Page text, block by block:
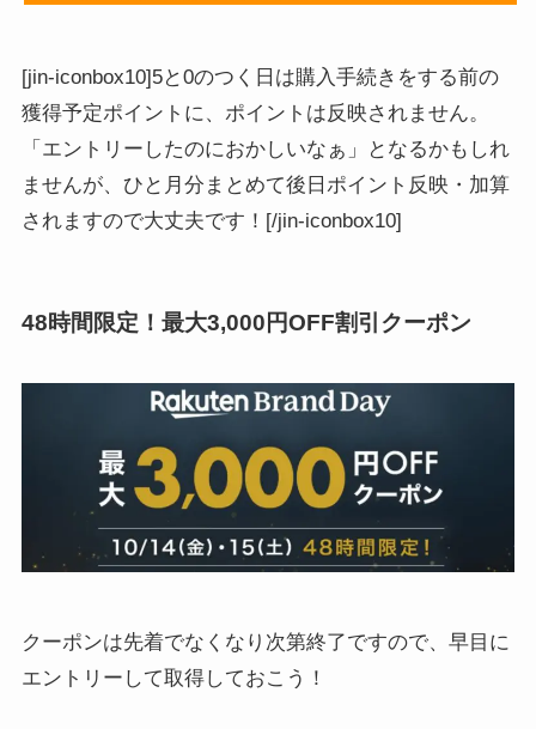
[jin-iconbox10]5と0のつく日は購入手続きをする前の
獲得予定ポイントに、ポイントは反映されません。
「エントリーしたのにおかしいなぁ」となるかもしれ
ませんが、ひと月分まとめて後日ポイント反映・加算
されますので大丈夫です！[/jin-iconbox10]
48時間限定！最大3,000円OFF割引クーポン
クーポンは先着でなくなり次第終了ですので、早目に
エントリーして取得しておこう！